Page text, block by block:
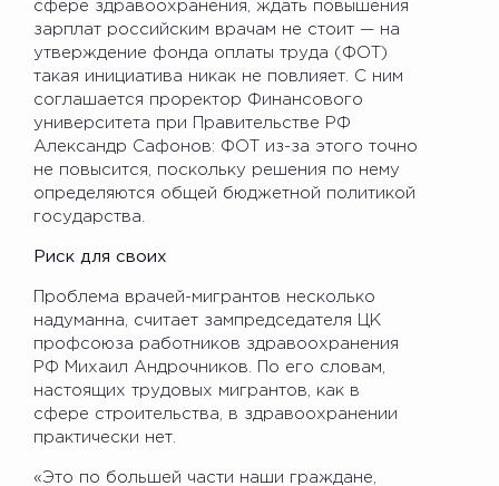
сфере здравоохранения, ждать повышения
зарплат российским врачам не стоит — на
утверждение фонда оплаты труда (ФОТ)
такая инициатива никак не повлияет. С ним
соглашается проректор Финансового
университета при Правительстве РФ
Александр Сафонов: ФОТ из-за этого точно
не повысится, поскольку решения по нему
определяются общей бюджетной политикой
государства.
Риск для своих
Проблема врачей-мигрантов несколько
надуманна, считает зампредседателя ЦК
профсоюза работников здравоохранения
РФ Михаил Андрочников. По его словам,
настоящих трудовых мигрантов, как в
сфере строительства, в здравоохранении
практически нет.
«Это по большей части наши граждане,